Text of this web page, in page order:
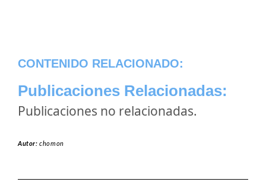
CONTENIDO RELACIONADO:
Publicaciones Relacionadas:
Publicaciones no relacionadas.
Autor:chomon